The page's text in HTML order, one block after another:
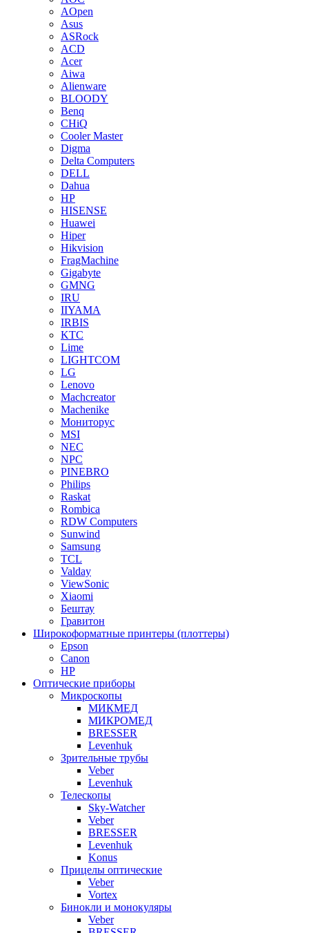
AOpen
Asus
ASRock
ACD
Acer
Aiwa
Alienware
BLOODY
Benq
CHiQ
Cooler Master
Digma
Delta Computers
DELL
Dahua
HP
HISENSE
Huawei
Hiper
Hikvision
FragMachine
Gigabyte
GMNG
IRU
IIYAMA
IRBIS
KTC
Lime
LIGHTCOM
LG
Lenovo
Machcreator
Machenike
Мониторус
MSI
NEC
NPC
PINEBRO
Philips
Raskat
Rombica
RDW Computers
Sunwind
Samsung
TCL
Valday
ViewSonic
Xiaomi
Бештау
Гравитон
Широкоформатные принтеры (плоттеры)
Epson
Canon
HP
Оптические приборы
Микроскопы
МИКМЕД
МИКРОМЕД
BRESSER
Levenhuk
Зрительные трубы
Veber
Levenhuk
Телескопы
Sky-Watcher
Veber
BRESSER
Levenhuk
Konus
Прицелы оптические
Veber
Vortex
Бинокли и монокуляры
Veber